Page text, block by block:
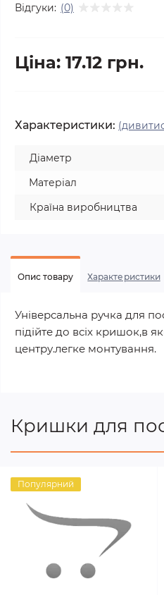
Відгуки: (0)
Ціна: 17.12 грн.
Характеристики:
Діаметр
Матеріал
Країна виробництва
Опис товару Характеристики
Універсальна ручка для
підійте до всіх кришок,в
центру.легке монтування.
Кришки для
Популярний